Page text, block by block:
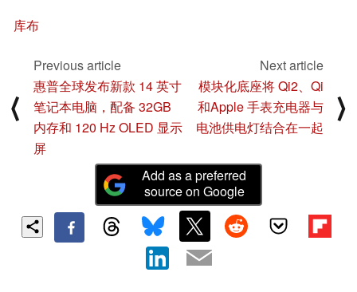
库布
⟨
Previous article
惠普全球发布新款 14 英寸
笔记本电脑，配备 32GB
内存和 120 Hz OLED 显示
屏
Next article
模块化底座将 Qi2、Qi
和Apple 手表充电器与
电池供电灯结合在一起
⟩
Add as a preferred
source on Google